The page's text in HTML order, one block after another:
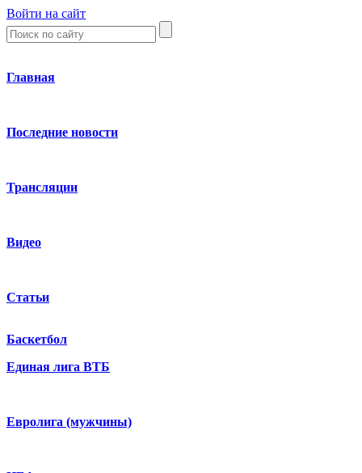
Войти на сайт
Главная
Последние новости
Трансляции
Видео
Статьи
Баскетбол
Единая лига ВТБ
Евролига (мужчины)